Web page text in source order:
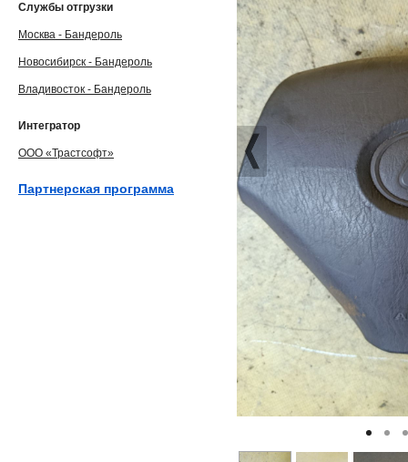
Службы отгрузки
Москва - Бандероль
Новосибирск - Бандероль
Владивосток - Бандероль
Интегратор
ООО «Трастсофт»
Партнерская программа